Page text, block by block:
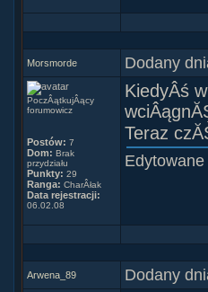
Morsmorde Dodany
PoczÂątkujÂący
forumowicz
Postów: 7
Dom: Brak
przydziału
Punkty: 29
Ranga: CharÂłak
Data rejestracji:
06.02.08
KiedyÂś
Teraz
Arwena_89 Dodany